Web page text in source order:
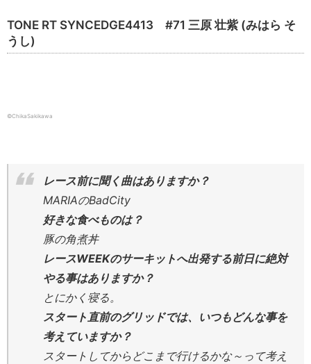
TONE RT SYNCEDGE4413 #71 三原 壮紫 (みはら そ
うし)
©ChikaSakikawa
レース前に聞く曲はありますか？
MARIAのBadCity
好きな食べものは？
豚の角煮丼
レースWEEKのサーキットへ出発する前日に絶対
やる事はありますか？
とにかく寝る。
スタート直前のグリッドでは、いつもどんな事を
考えていますか？
スタートしてからどこまで行けるかな～って考え